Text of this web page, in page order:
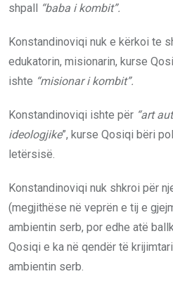
shpall “baba i kombit”.
Konstandinoviqi nuk e kërkoi te
edukatorin, misionarin, kurse
ishte “misionar i kombit”.
Konstandinoviqi ishte për “art
ideologjike”, kurse Qosiqi bëri
letërsisë.
Konstandinoviqi nuk shkroi për
(megjithëse në veprën e tij e
ambientin serb, por edhe atë
Qosiqi e ka në qendër të
ambientin serb.